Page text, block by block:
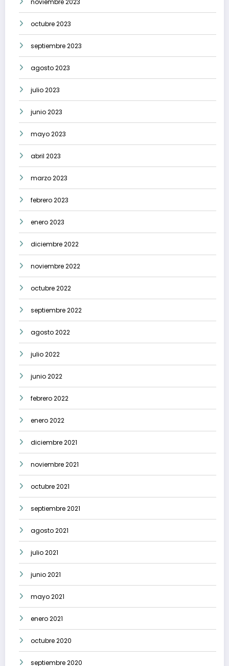
noviembre 2023
octubre 2023
septiembre 2023
agosto 2023
julio 2023
junio 2023
mayo 2023
abril 2023
marzo 2023
febrero 2023
enero 2023
diciembre 2022
noviembre 2022
octubre 2022
septiembre 2022
agosto 2022
julio 2022
junio 2022
febrero 2022
enero 2022
diciembre 2021
noviembre 2021
octubre 2021
septiembre 2021
agosto 2021
julio 2021
junio 2021
mayo 2021
enero 2021
octubre 2020
septiembre 2020